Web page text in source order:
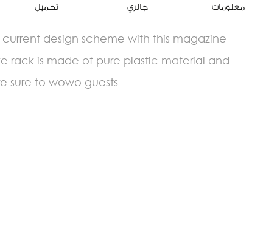
معلومات جالري تحميل
design scheme with this magazine
rack is made of pure plastic material and
sure to wowo guests.